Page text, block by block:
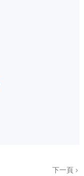
下一頁